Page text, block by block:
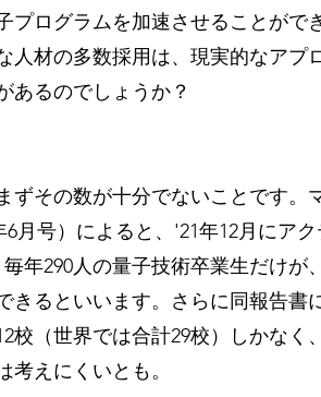
プログラムを加速させることがで
人材の多数採用は、現実的なアプ
あるのでしょうか？
ずその数が十分でないことです。
月号）によると、'21年12月にア
年290人の量子技術卒業生だけが
きるといいます。さらに同報告書
校（世界では合計29校）しかなく
えにくいとも。